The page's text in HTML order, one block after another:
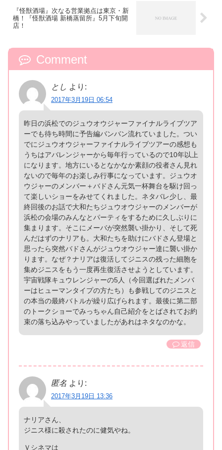
『怪獣酒場』次なる営業拠点は東京・新
橋！『怪獣酒場 新橋蒸留所』5月下旬開
店！
Comment
とし より:
2017年3月19日 06:54
昨日の浜松でのジュウオウジャーファイナルライブツア
ーでも待ち時間に予告編バンバン流れていました。つい
でにジュウオウジャーファイナルライブツアーの感想も
うちはアバレンジャーから毎年行っているので10年以上
になります。地方にいるとなかなか素顔の役者さん見れ
ないので毎年のお楽しみ行事になっています。ジュウオ
ウジャーのメンバー＋バドさん元気一杯舞台を駆け回っ
て楽しいショーをみせてくれました。ネタバレ少し、最
終回後のお話で大和たちジュウオウジャーのメンバーが
浜松の会場のみんなとパーティをするために久しぶりに
集まります。そこにメーバが突然襲い掛かり、そして死
んだはずのナリアも。大和たちを助けにバドさん登場と
思ったら突然バドさんがジュウオウジャー達に襲い掛か
ります。なぜ？ナリアは復活してジニスの残った細胞を
集めジニスをもう一度再生復活させようとしています。
宇宙戦隊キュウレンジャーの5人（今回選ばれたメンバ
ーはヒューマンタイプの方たち）も参戦してのジニスと
の本当の最終バトルが繰り広げられます。最後に第二部
のトークショーでみっちゃん自己紹介をとばされてお約
束の落ち込みやっていましたがあれはネタなのかな。
返信
匿名 より:
2017年3月19日 13:36
ナリアさん、
ジニス様に殺されたのに健気やね。
Ｖシネマは